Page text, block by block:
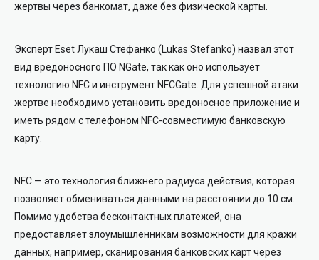
жертвы через банкомат, даже без физической карты.
Эксперт Eset Лукаш Стефанко (Lukas Stefanko) назвал этот
вид вредоносного ПО NGate, так как оно использует
технологию NFC и инструмент NFCGate. Для успешной атаки
жертве необходимо установить вредоносное приложение и
иметь рядом с телефоном NFC-совместимую банковскую
карту.
NFC — это технология ближнего радиуса действия, которая
позволяет обмениваться данными на расстоянии до 10 см.
Помимо удобства бесконтактных платежей, она
предоставляет злоумышленникам возможности для кражи
данных, например, сканирования банковских карт через